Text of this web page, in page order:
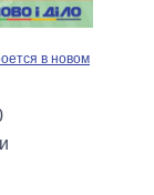
в новом